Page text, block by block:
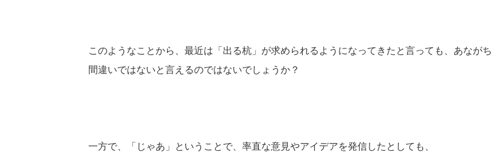
このようなことから、最近は「出る杭」が求められるようになってきたと言っても、あながち
間違いではないと言えるのではないでしょうか？
一方で、「じゃあ」ということで、率直な意見やアイデアを発信したとしても、